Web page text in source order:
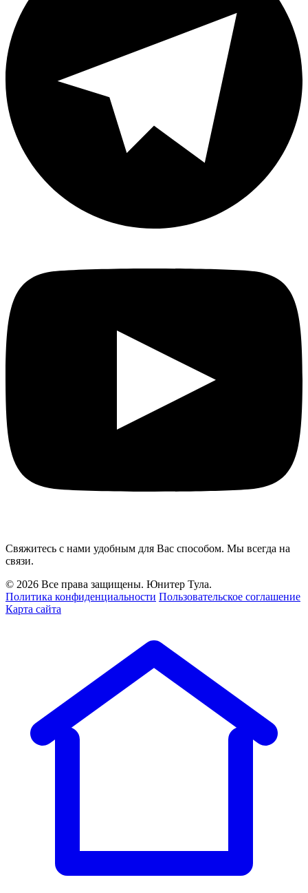
Свяжитесь с нами удобным для Вас способом. Мы всегда на
связи.
© 2026 Все права защищены. Юнитер Тула.
Политика конфиденциальности Пользовательское соглашение
Карта сайта